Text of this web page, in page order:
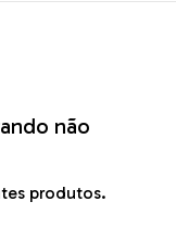
não
produtos.